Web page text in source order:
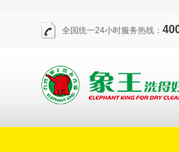
全国统一24小时服务热线：